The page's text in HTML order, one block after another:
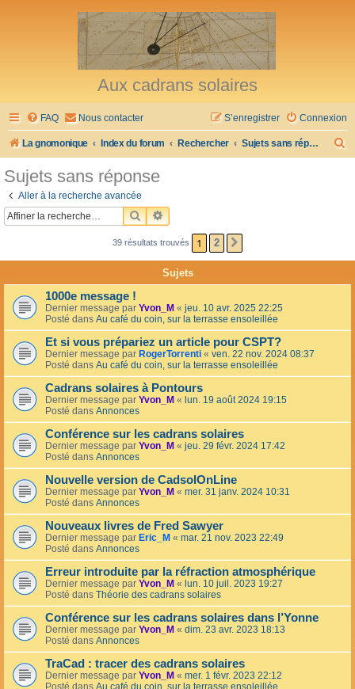
Aux cadrans solaires
FAQ Nous contacter Connexion
S’enregistrer
La gnomonique Index du forum Rechercher Sujets sans réponse
h
r
Sujets sans réponse
Aller à la recherche avancée
RECHERCHER
RECHERCHE AVANCÉE
39 résultats trouvés 1 2
Sujets
1000e message !
Dernier message par Yvon_M « jeu. 10 avr. 2025 22:25
Posté dans Au café du coin, sur la terrasse ensoleillée
Et si vous prépariez un article pour CSPT?
Dernier message par RogerTorrenti « ven. 22 nov. 2024 08:37
Posté dans Au café du coin, sur la terrasse ensoleillée
Cadrans solaires à Pontours
Dernier message par Yvon_M « lun. 19 août 2024 19:15
Posté dans Annonces
Conférence sur les cadrans solaires
Dernier message par Yvon_M « jeu. 29 févr. 2024 17:42
Posté dans Annonces
Nouvelle version de CadsolOnLine
Dernier message par Yvon_M « mer. 31 janv. 2024 10:31
Posté dans Annonces
Nouveaux livres de Fred Sawyer
Dernier message par Eric_M « mar. 21 nov. 2023 22:49
Posté dans Annonces
Erreur introduite par la réfraction atmosphérique
Dernier message par Yvon_M « lun. 10 juil. 2023 19:27
Posté dans Théorie des cadrans solaires
Conférence sur les cadrans solaires dans l’Yonne
Dernier message par Yvon_M « dim. 23 avr. 2023 18:13
Posté dans Annonces
TraCad : tracer des cadrans solaires
Dernier message par Yvon_M « mer. 1 févr. 2023 22:12